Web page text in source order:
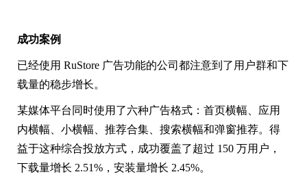
成功案例
已经使用 RuStore 广告功能的公司都注意到了用户群和下
载量的稳步增长。
某媒体平台同时使用了六种广告格式：首页横幅、应用
内横幅、小横幅、推荐合集、搜索横幅和弹窗推荐。得
益于这种综合投放方式，成功覆盖了超过 150 万用户，
下载量增长 2.51%，安装量增长 2.45%。